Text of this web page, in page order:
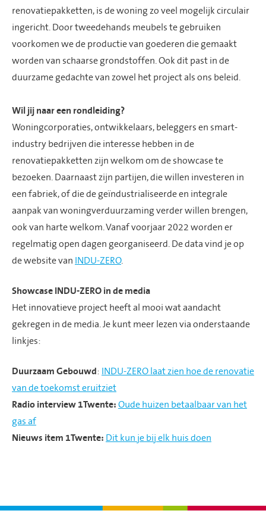
renovatiepakketten, is de woning zo veel mogelijk circulair
ingericht. Door tweedehands meubels te gebruiken
voorkomen we de productie van goederen die gemaakt
worden van schaarse grondstoffen. Ook dit past in de
duurzame gedachte van zowel het project als ons beleid.
Wil jij naar een rondleiding?
Woningcorporaties, ontwikkelaars, beleggers en smart-
industry bedrijven die interesse hebben in de
renovatiepakketten zijn welkom om de showcase te
bezoeken. Daarnaast zijn partijen, die willen investeren in
een fabriek, of die de geïndustrialiseerde en integrale
aanpak van woningverduurzaming verder willen brengen,
ook van harte welkom. Vanaf voorjaar 2022 worden er
regelmatig open dagen georganiseerd. De data vind je op
de website van INDU-ZERO.
Showcase INDU-ZERO in de media
Het innovatieve project heeft al mooi wat aandacht
gekregen in de media. Je kunt meer lezen via onderstaande
linkjes:
Duurzaam Gebouwd: INDU-ZERO laat zien hoe de renovatie
van de toekomst eruitziet
Radio interview 1Twente: Oude huizen betaalbaar van het
gas af
Nieuws item 1Twente: Dit kun je bij elk huis doen